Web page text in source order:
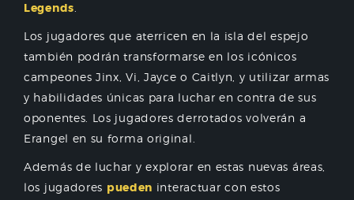
Legends
Los jugadores que aterricen en la isla del espejo
también podrán transformarse en los icónicos
campeones Jinx, Vi, Jayce o Caitlyn, y utilizar armas
y habilidades únicas para luchar en contra de sus
oponentes. Los jugadores derrotados volverán a
Erangel en su forma original.
Además de luchar y explorar en estas nuevas áreas,
los jugadores pueden interactuar con estos